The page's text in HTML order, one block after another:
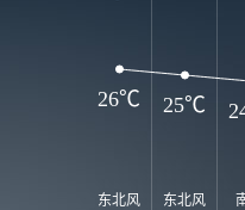
东北风 东北风
26℃ 25℃